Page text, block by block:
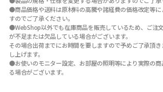
●商品価格や送料は原材料の高騰や諸経費の価格改定等に
すのでご了承ください。
●WebShop以外でも在庫商品を販売しているため、ご注
が不足または欠品している場合がございます。
その場合出荷までにお時間を要しますので予めご了承頂
し上げます。
●お使いのモニター設定、お部屋の照明等により実際の商
る場合がございます。